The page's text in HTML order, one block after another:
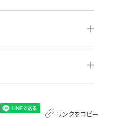
リンクをコピー